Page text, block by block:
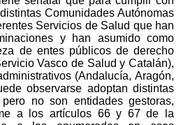
Comunidades Autónomas
Servicios de Salud que han
y han asumido como
de entes públicos de derecho
Vasco de Salud y Catalán),
(Andalucía, Aragón,
observarse adoptan distintas
no son entidades gestoras,
a los artículos 66 y 67 de la